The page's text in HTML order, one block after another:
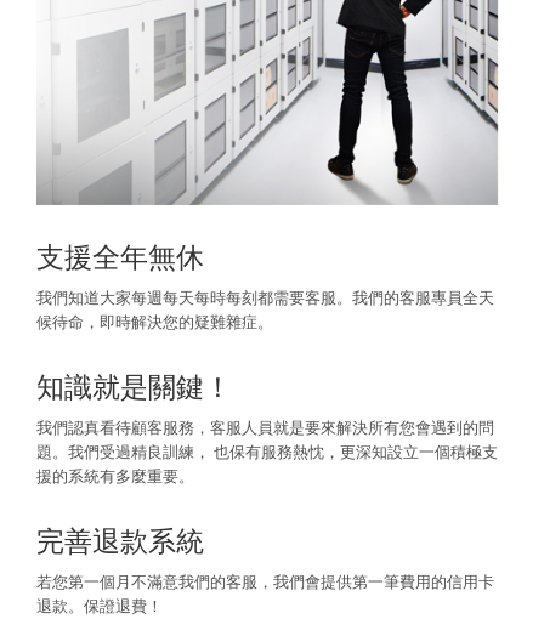
支援全年無休
我們知道大家每週每天每時每刻都需要客服。我們的客服專員全天
候待命，即時解決您的疑難雜症。
知識就是關鍵！
我們認真看待顧客服務，客服人員就是要來解決所有您會遇到的問
題。我們受過精良訓練， 也保有服務熱忱，更深知設立一個積極支
援的系統有多麼重要。
完善退款系統
若您第一個月不滿意我們的客服，我們會提供第一筆費用的信用卡
退款。保證退費！